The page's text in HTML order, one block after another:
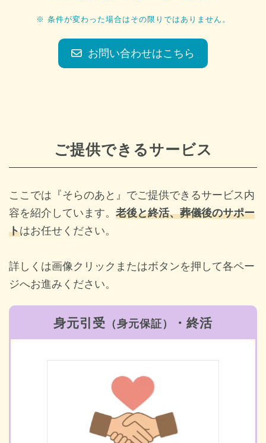
※ 条件が変わった場合はその限りではありません。
お問い合わせはこちら
ご提供できるサービス
ここでは『そらのあと』でご提供できるサービス内
容を紹介しています。 老後と終活、葬儀後のサポー
トはお任せください。
詳しくは画像クリックまたはボタンを押して各ペー
ジへお進みください。
身元引受 （身元保証） ・終活